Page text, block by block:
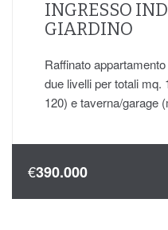
INGRESSO
GIARDINO
Raffinato
due livelli per totali mq.
120) e taverna/garage
€390.000